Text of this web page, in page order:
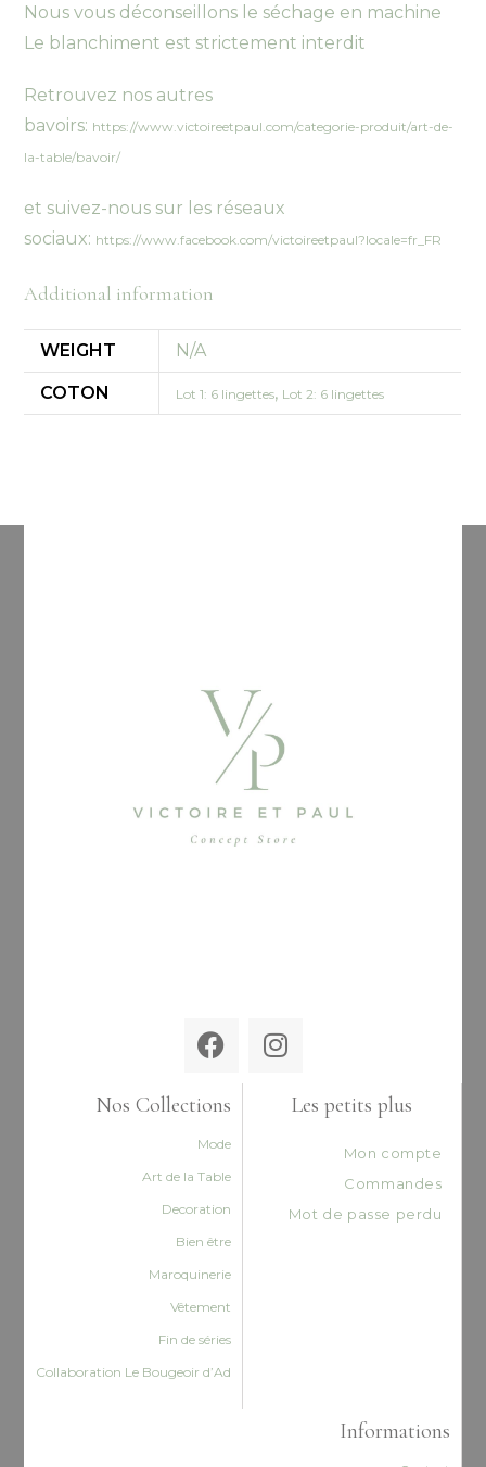
Nous vous déconseillons le séchage en machine
Le blanchiment est strictement interdit
Retrouvez nos autres
bavoirs: https://www.victoireetpaul.com/categorie-produit/art-de-
la-table/bavoir/
et suivez-nous sur les réseaux
sociaux: https://www.facebook.com/victoireetpaul?locale=fr_FR
Additional information
WEIGHT N/A
COTON Lot 1: 6 lingettes, Lot 2: 6 lingettes
Nos Collections
Mode
Art de la Table
Decoration
Bien être
Maroquinerie
Vêtement
Fin de séries
Collaboration Le Bougeoir d’Ad
Les petits plus
Mon compte
Commandes
Mot de passe perdu
Informations